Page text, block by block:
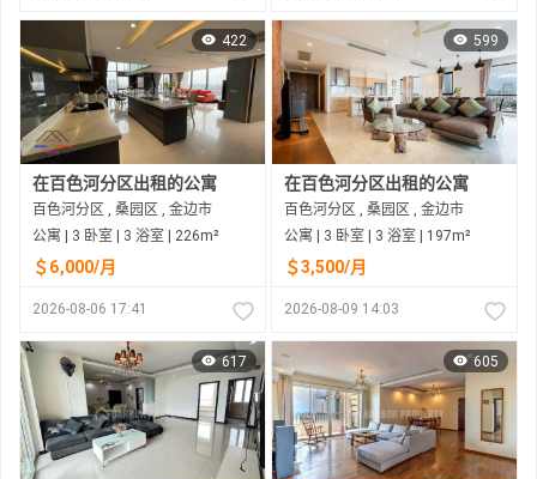
422
在百色河分区出租的公寓
百色河分区 , 桑园区 , 金边市
公寓 | 3 卧室 | 3 浴室 | 226m²
＄6,000/月
2026-08-06 17:41
599
在百色河分区出租的公寓
百色河分区 , 桑园区 , 金边市
公寓 | 3 卧室 | 3 浴室 | 197m²
＄3,500/月
2026-08-09 14:03
617 605